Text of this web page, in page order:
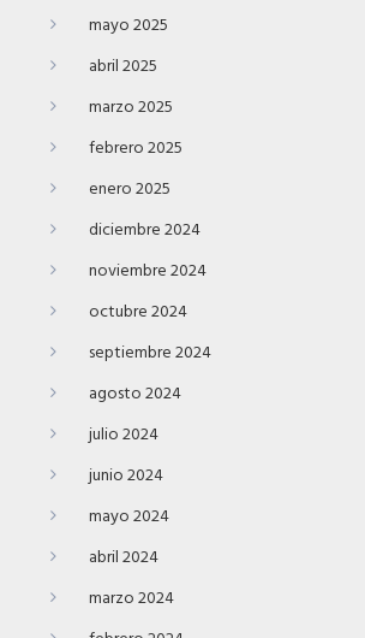
mayo 2025
abril 2025
marzo 2025
febrero 2025
enero 2025
diciembre 2024
noviembre 2024
octubre 2024
septiembre 2024
agosto 2024
julio 2024
junio 2024
mayo 2024
abril 2024
marzo 2024